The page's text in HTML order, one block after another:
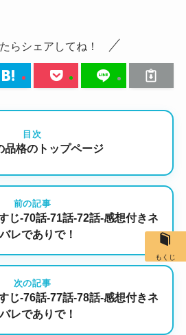
らシェアしてね！
目次
品格のトップページ
前の記事
じ-70話-71話-72話-感想付きネ
レでありで！
次の記事
じ-76話-77話-78話-感想付きネ
レでありで！
もくじ